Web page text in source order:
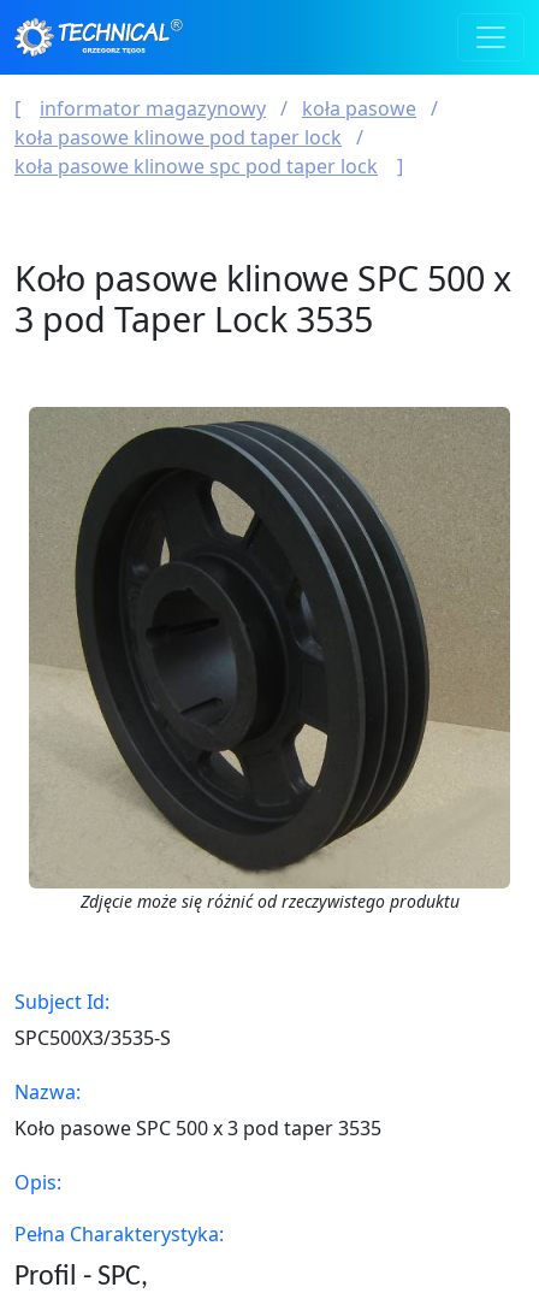
informator magazynowy
koła pasowe
koła pasowe klinowe pod taper lock
koła pasowe klinowe spc pod taper lock
Koło pasowe klinowe SPC 500 x
3 pod Taper Lock 3535
Zdjęcie może się różnić od rzeczywistego produktu
Subject Id:
SPC500X3/3535-S
Nazwa:
Koło pasowe SPC 500 x 3 pod taper 3535
Opis:
Pełna Charakterystyka:
Profil - SPC,